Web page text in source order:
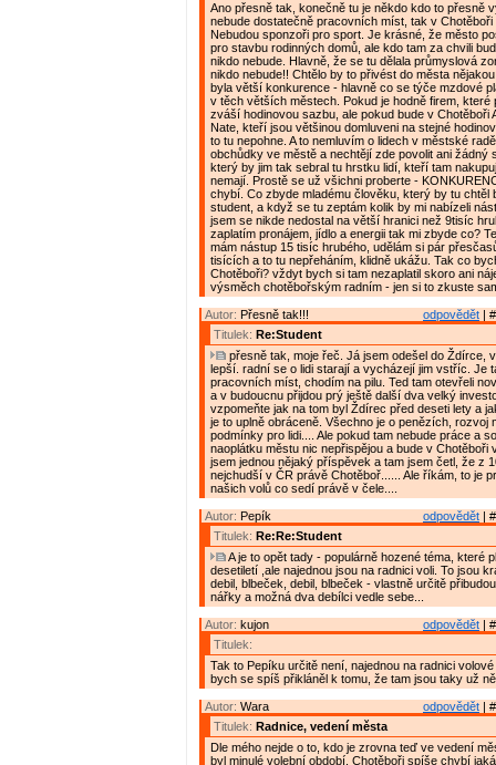
Ano přesně tak, konečně tu je někdo kdo to přesně
nebude dostatečně pracovních míst, tak v Chotěboři
Nebudou sponzoři pro sport. Je krásné, že město
pro stavbu rodinných domů, ale kdo tam za chvili
nikdo nebude. Hlavně, že se tu dělala průmyslová
nikdo nebude!! Chtělo by to přivést do města
byla větší konkurence - hlavně co se týče mzdové
v těch větších městech. Pokud je hodně firem, které
zváší hodinovou sazbu, ale pokud bude v Chotěboři
Nate, kteří jsou většinou domluveni na stejné
to tu nepohne. A to nemluvím o lidech v městské
obchůdky ve městě a nechtějí zde povolit ani žádný
který by jim tak sebral tu hrstku lidí, kteří tam
nemají. Prostě se už všichni proberte -
chybí. Co zbyde mladému člověku, který by tu chtěl
student, a když se tu zeptám kolik by mi nabízeli
jsem se nikde nedostal na větší hranici než 9tisíc
zaplatím pronájem, jídlo a energii tak mi zbyde co?
mám nástup 15 tisíc hrubého, udělám si pár
tisících a to tu nepřeháním, klidně ukážu. Tak co
Chotěboři? vždyt bych si tam nezaplatil skoro ani
výsměch chotěbořským radním - jen si to zkuste
odpovědět |
Autor: Přesně tak!!!
Titulek: Re:Student
přesně tak, moje řeč. Já jsem odešel do Ždírce,
lepší. radní se o lidi starají a vycházejí jim vstříc. Je
pracovních míst, chodím na pilu. Ted tam otevřeli
a v budoucnu přijdou prý ještě další dva velký
vzpomeňte jak na tom byl Ždírec před deseti lety a
je to uplně obráceně. Všechno je o penězích, rozvoj
podmínky pro lidi.... Ale pokud tam nebude práce a
naoplátku městu nic nepřispějou a bude v Chotěboři
jsem jednou nějaký příspěvek a tam jsem četl, že z
nejchudší v ČR právě Chotěboř...... Ale říkám, to je
našich volů co sedí právě v čele....
odpovědět |
Autor: Pepík
Titulek: Re:Re:Student
A je to opět tady - populárně hozené téma, které
desetiletí ,ale najednou jsou na radnici voli. To jsou
debil, blbeček, debil, blbeček - vlastně určitě
nářky a možná dva debílci vedle sebe...
odpovědět |
Autor: kujon
Titulek:
Tak to Pepíku určitě není, najednou na radnici
bych se spíš přikláněl k tomu, že tam jsou taky už
odpovědět |
Autor: Wara
Titulek: Radnice, vedení města
Dle mého nejde o to, kdo je zrovna teď ve vedení
byl minulé volební období. Chotěboři spíše chybí